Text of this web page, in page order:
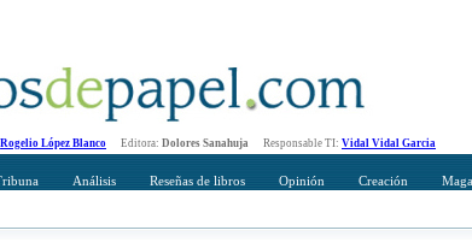
Rogelio López Blanco Editora: Dolores Sanahuja Responsable TI: Vidal Vidal Garcia
Análisis Reseñas de libros Opinión Creación